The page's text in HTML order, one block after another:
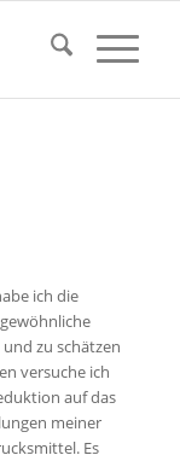
ich die
zu schätzen
versuche ich
auf das
meiner
Es